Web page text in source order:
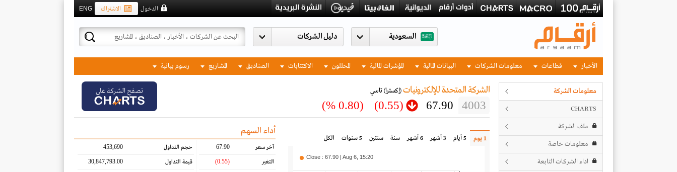
ENG الاشتراك الدخول
السعودية
الأخبار قطاعات معلومات الشركات البيانات المالية المؤشرات المالية المحللون الاكتتابات الصناديق المشاريع رسوم بيانية
معلومات الشركة
CHARTS
ملف الشركة
معلومات خاصة
اداء الشركات التابعة
الشركة المتحدة للإلكترونيات (إكسترا) تاسي
4003
67.90
(0.55)
(0.80 %)
تصفح الشركة على
1 يوم 5 أيام 3 أشهر 6 أشهر سنة سنتين 5 سنوات الكل
Close : 67.90 | Aug 6, 15:20
أداء السهم
آخر سعر 67.90
التغير (0.55)
حجم التداول 453,690
قيمة التداول 30,847,793.00